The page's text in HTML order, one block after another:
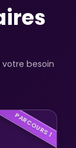
besoin
PARCOURS 1